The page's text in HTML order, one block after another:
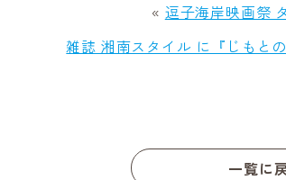
« 逗子海岸映画祭
雑誌 湘南スタイル に『じもと
一覧に